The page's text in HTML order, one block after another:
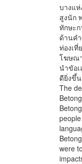
บางแ
สูงนัก
ทักษะ
ด้านค
ท่องเ
โฆษณ
นำขัอ
ดียิ่งขึ้
The
were